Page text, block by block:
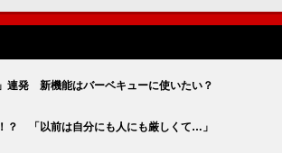
連発 新機能はバーベキューに使いたい？
？ 「以前は自分にも人にも厳しくて…」